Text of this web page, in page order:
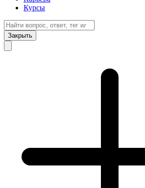
Курсы
Закрыть